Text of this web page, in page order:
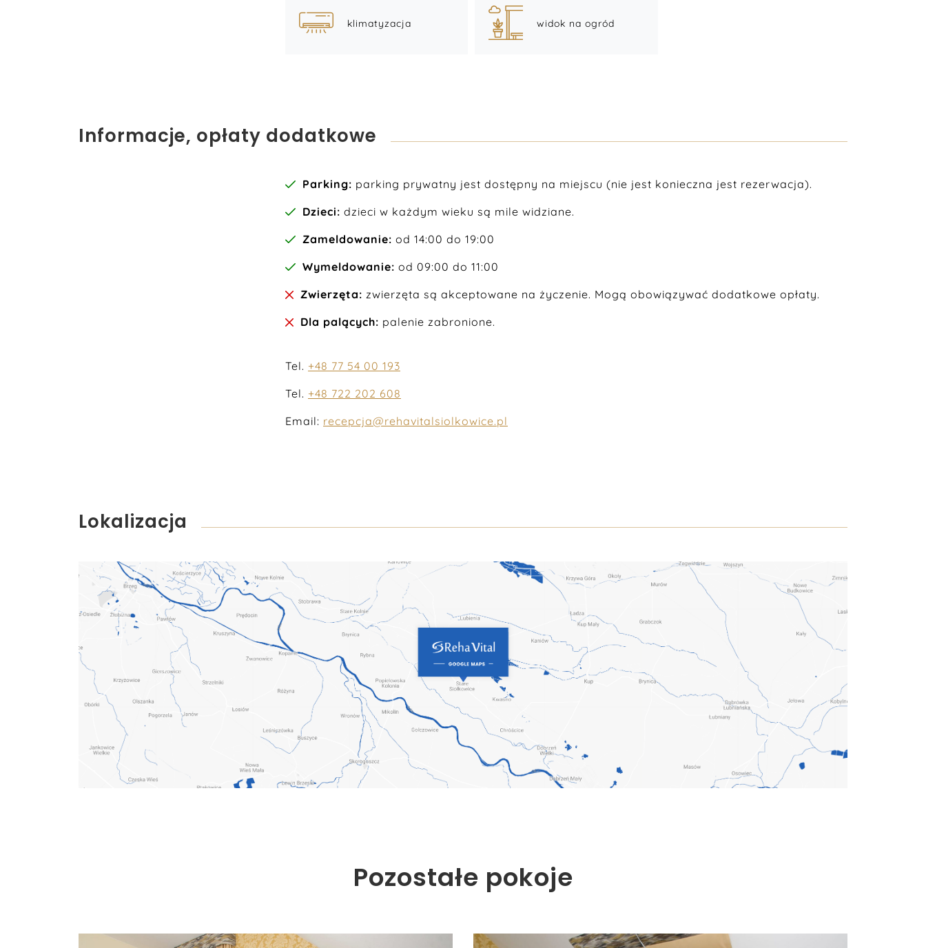
klimatyzacja widok na ogród
Informacje, opłaty dodatkowe
Parking: parking prywatny jest dostępny na miejscu (nie jest konieczna jest rezerwacja).
Dzieci: dzieci w każdym wieku są mile widziane.
Zameldowanie: od 14:00 do 19:00
Wymeldowanie: od 09:00 do 11:00
Zwierzęta: zwierzęta są akceptowane na życzenie. Mogą obowiązywać dodatkowe opłaty.
Dla palących: palenie zabronione.
Tel. +48 77 54 00 193
Tel. +48 722 202 608
Email: recepcja@rehavitalsiolkowice.pl
Lokalizacja
Pozostałe pokoje